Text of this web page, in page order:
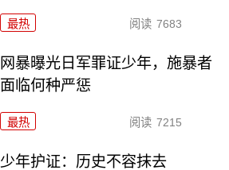
最热 阅读 7683
网暴曝光日军罪证少年，施暴者
面临何种严惩
最热 阅读 7215
少年护证：历史不容抹去